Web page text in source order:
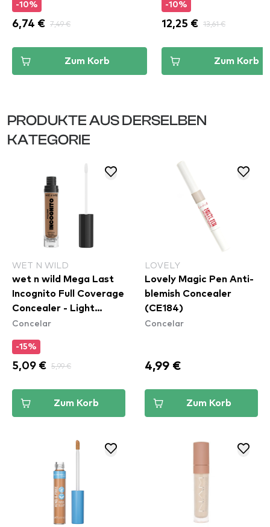
-10%
6,74 € 7,49 €
Zum Korb
-10%
12,25 € 13,61 €
Zum Korb
PRODUKTE AUS DERSELBEN
KATEGORIE
WET N WILD
wet n wild Mega Last
Incognito Full Coverage
Concealer - Light
Medium
Concelar
-15%
5,09 € 5,99 €
Zum Korb
LOVELY
Lovely Magic Pen Anti-
blemish Concealer
(CE184)
Concelar
4,99 €
Zum Korb